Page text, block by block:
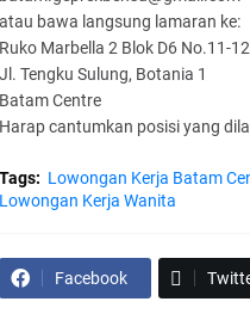
atau bawa langsung lamaran ke:
Ruko Marbella 2 Blok D6 No.11-12
Jl. Tengku Sulung, Botania 1
Batam Centre
Harap cantumkan posisi yang
Tags: Lowongan Kerja Batam
Lowongan Kerja Wanita
Facebook